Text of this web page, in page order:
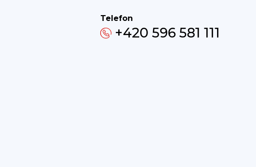
Telefon
+420 596 581 111